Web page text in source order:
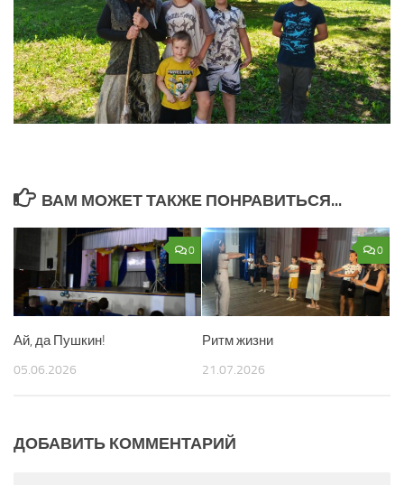
ВАМ МОЖЕТ ТАКЖЕ ПОНРАВИТЬСЯ...
0
Ай, да Пушкин!
05.06.2026
0
Ритм жизни
21.07.2026
ДОБАВИТЬ КОММЕНТАРИЙ